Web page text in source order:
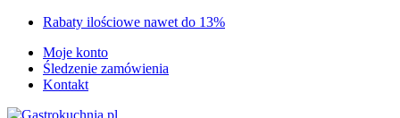
Skip
navigation
Skip
content
Rabaty ilościowe nawet do 13%
Moje konto
Śledzenie zamówienia
Kontakt